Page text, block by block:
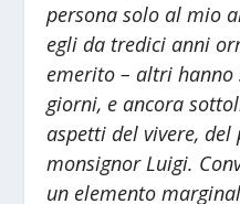
persona solo al mio
egli da tredici anni
emerito – altri
giorni, e ancora
aspetti del vivere, del
monsignor Luigi.
un elemento